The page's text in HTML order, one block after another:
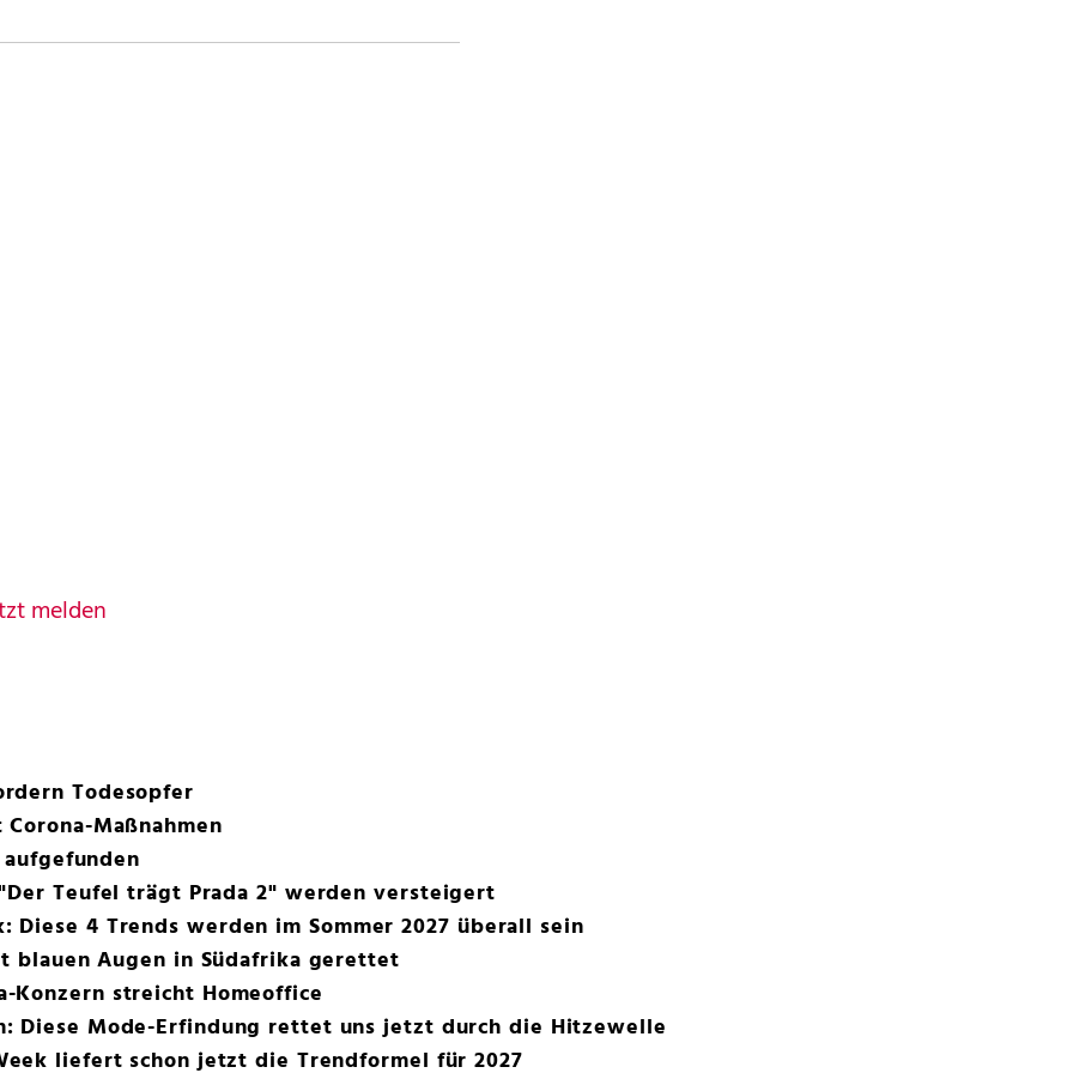
melden
Todesopfer
Maßnahmen
Teufel trägt Prada 2" werden versteigert
Diese 4 Trends werden im Sommer 2027 überall sein
blauen Augen in Südafrika gerettet
Konzern streicht Homeoffice
Diese Mode-Erfindung rettet uns jetzt durch die Hitzewelle
liefert schon jetzt die Trendformel für 2027